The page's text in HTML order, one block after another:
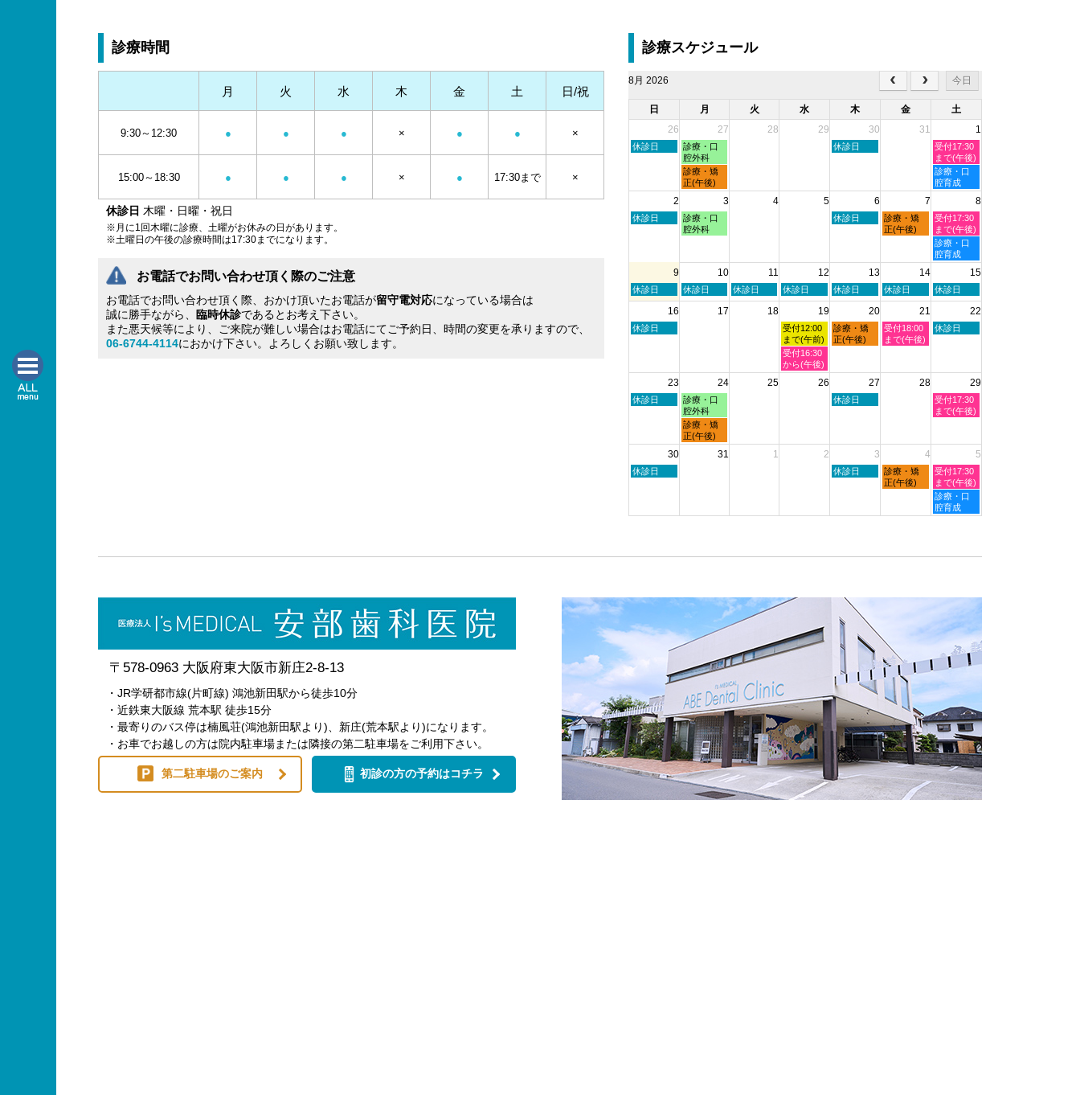
診療時間
休診日 木曜・日曜・祝日
※月に1回木曜に診療、土曜がお休みの日があります。
※土曜日の午後の診療時間は17:30までになります。
月 火 水 木 金 土 日/祝
9:30～12:30 ● ● ● × ● ● ×
15:00～18:30 ● ● ● × ● 17:30まで ×
お電話でお問い合わせ頂く際のご注意
お電話でお問い合わせ頂く際、おかけ頂いたお電話が留守電対応になっている場合は
誠に勝手ながら、 臨時休診であるとお考え下さい。
また悪天候等により、ご来院が難しい場合はお電話にてご予約日、時間の変更を承りますので、
06-6744-4114におかけ下さい。よろしくお願い致します。
診療スケジュール
8月 2026 今日
日 月 火 水 木 金
土
26
27 28 29 30 31 1
日
月
2026
休診日
月
曜
日,
7
月
2026
診療・口
腔外科
木
月
2026
休診日
土
曜
日,
8
月
2026
受付17:30
まで(午後)
月
曜
日,
月
27th
2026
診療・矯
正(午後)
土
曜
日,
月
1st
2026
診療・口
腔育成
2 3 4 5 6 7 8
日
月
2026
休診日
月
曜
月
2026
診療・口
腔外科
木
月
2026
休診日
金
曜
月
2026
診療・矯
正(午後)
土
曜
日,
8
月
2026
受付17:30
まで(午後)
土
曜
日,
月
8th
診療・口
腔育成
9 10 11 12 13 14 15
日
曜
8
月
休診日
月
曜
休診日
火
曜
休診日
水
曜
8
月
12th
2026
休診日
木
曜
8
月
13th
休診日
金
曜
8
月
14th
休診日
土
曜
8
月
休診日
16 17 18 19 20 21 22
日
月
2026
休診日
水
曜
日,
8
月
受付12:00
まで(午前)
木
曜
月
2026
診療・矯
正(午後)
金
曜
月
受付18:00
まで(午後)
土
月
2026
休診日
水
曜
日,
受付16:30
から(午後)
23 24 25 26 27 28 29
日
月
2026
休診日
月
曜
日,
8
月
診療・口
腔外科
木
月
2026
休診日
土
曜
月
2026
受付17:30
まで(午後)
月
曜
日,
診療・矯
正(午後)
30 31 1 2 3 4 5
日
月
休診日
木
月
休診日
金
曜
月
診療・矯
正(午後)
土
曜
日,
9
月
受付17:30
まで(午後)
土
曜
日,
診療・口
腔育成
〒578-0963 大阪府東大阪市新庄2-8-13
・JR学研都市線(片町線) 鴻池新田駅から徒歩10分
・近鉄東大阪線 荒本駅 徒歩15分
・最寄りのバス停は楠風荘(鴻池新田駅より)、新庄(荒本駅より)になります。
・お車でお越しの方は院内駐車場または隣接の第二駐車場をご利用下さい。
第二駐車場のご案内 初診の方の予約はコチラ